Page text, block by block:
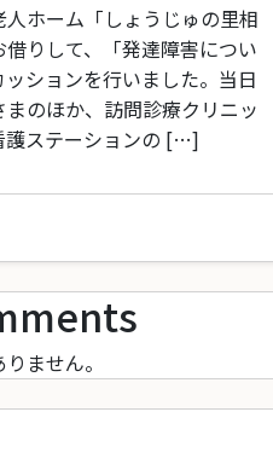
ホーム「しょうじゅの里相
りして、「発達障害につい
ションを行いました。当日
のほか、訪問診療クリニッ
護ステーションの […]
ません。